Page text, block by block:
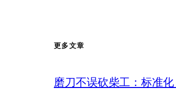
更多文章
磨刀不误砍柴工：标准